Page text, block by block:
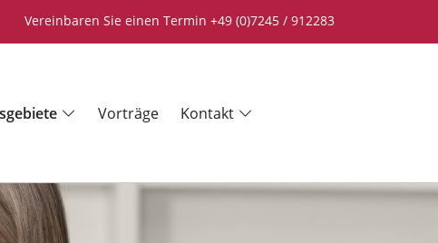
Vereinbaren Sie einen Termin +49 (0)7245 / 912283
Vorträge Kontakt